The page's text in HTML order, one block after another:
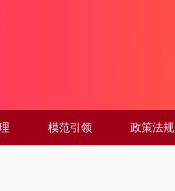
模范引领 政策法规